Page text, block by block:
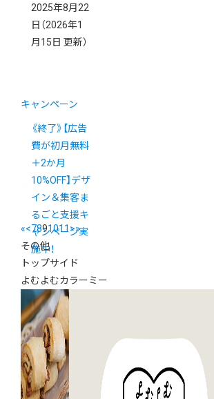
2025年8月22
日 （2026年1
月15日 更新）
キャンペーン
《終了》【広告
費が初月無料
＋2か月
10%OFF】デザ
イン＆集客ま
るごと支援キ
ャンペーン実
施中！
«<7891011 >»
その他
トップサイド
よむよむカラーミー